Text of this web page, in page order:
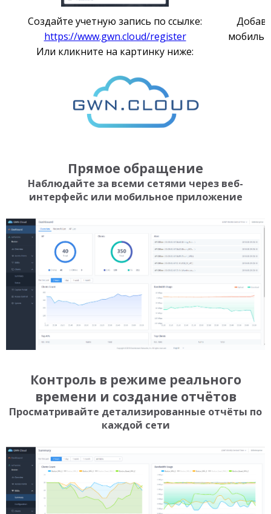
Создайте учетную запись по ссылке:
https://www.gwn.cloud/register
Или кликните на картинку ниже:
Прямое обращение
Наблюдайте за всеми сетями через веб-
интерфейс или мобильное приложение
Контроль в режиме реального
времени и создание отчётов
Просматривайте детализированные отчёты по
каждой сети